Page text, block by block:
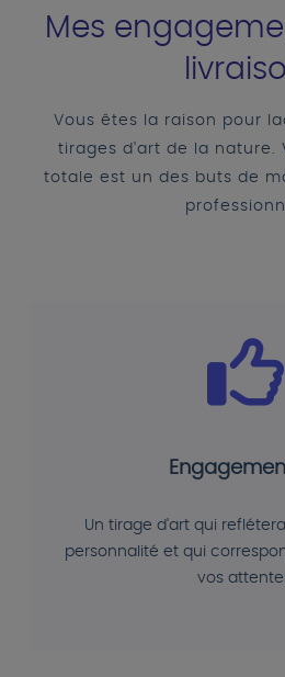
Mes
Vous êtes la raison pour
tirages d'art de la nature.
totale est un des buts de
Un tirage d'art qui
personnalité et qui
vos